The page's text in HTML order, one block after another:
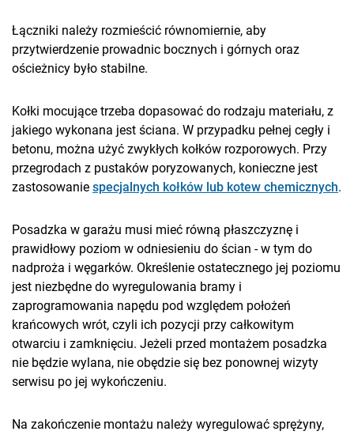
Łączniki należy rozmieścić równomiernie, aby
przytwierdzenie prowadnic bocznych i górnych oraz
ościeżnicy było stabilne.
Kołki mocujące trzeba dopasować do rodzaju materiału, z
jakiego wykonana jest ściana. W przypadku pełnej cegły i
betonu, można użyć zwykłych kołków rozporowych. Przy
przegrodach z pustaków poryzowanych, konieczne jest
zastosowanie specjalnych kołków lub kotew chemicznych.
Posadzka w garażu musi mieć równą płaszczyznę i
prawidłowy poziom w odniesieniu do ścian - w tym do
nadproża i węgarków. Określenie ostatecznego jej poziomu
jest niezbędne do wyregulowania bramy i
zaprogramowania napędu pod względem położeń
krańcowych wrót, czyli ich pozycji przy całkowitym
otwarciu i zamknięciu. Jeżeli przed montażem posadzka
nie będzie wylana, nie obędzie się bez ponownej wizyty
serwisu po jej wykończeniu.
Na zakończenie montażu należy wyregulować sprężyny,